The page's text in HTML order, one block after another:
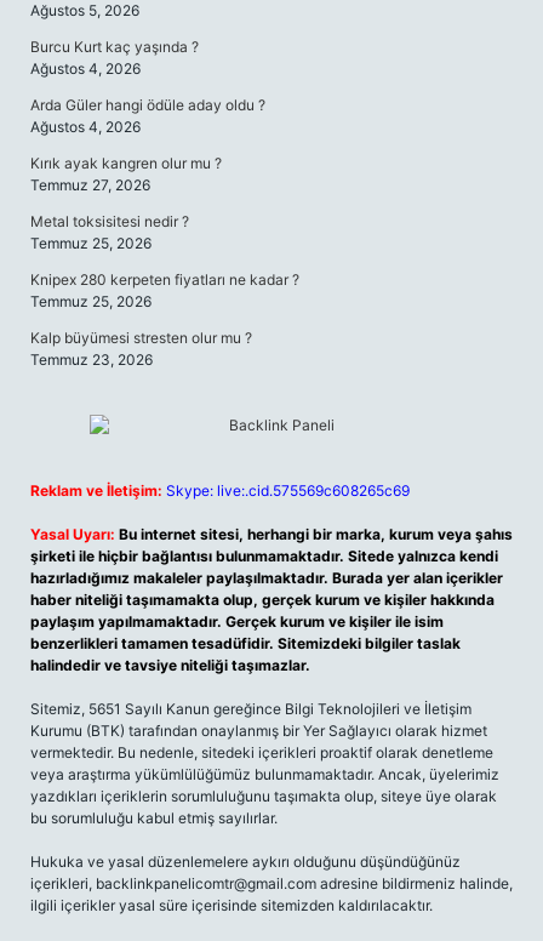
Ağustos 5, 2026
Burcu Kurt kaç yaşında ?
Ağustos 4, 2026
Arda Güler hangi ödüle aday oldu ?
Ağustos 4, 2026
Kırık ayak kangren olur mu ?
Temmuz 27, 2026
Metal toksisitesi nedir ?
Temmuz 25, 2026
Knipex 280 kerpeten fiyatları ne kadar ?
Temmuz 25, 2026
Kalp büyümesi stresten olur mu ?
Temmuz 23, 2026
Reklam ve İletişim: Skype: live:.cid.575569c608265c69
Yasal Uyarı: Bu internet sitesi, herhangi bir marka, kurum veya şahıs
şirketi ile hiçbir bağlantısı bulunmamaktadır. Sitede yalnızca kendi
hazırladığımız makaleler paylaşılmaktadır. Burada yer alan içerikler
haber niteliği taşımamakta olup, gerçek kurum ve kişiler hakkında
paylaşım yapılmamaktadır. Gerçek kurum ve kişiler ile isim
benzerlikleri tamamen tesadüfidir. Sitemizdeki bilgiler taslak
halindedir ve tavsiye niteliği taşımazlar.
Sitemiz, 5651 Sayılı Kanun gereğince Bilgi Teknolojileri ve İletişim
Kurumu (BTK) tarafından onaylanmış bir Yer Sağlayıcı olarak hizmet
vermektedir. Bu nedenle, sitedeki içerikleri proaktif olarak denetleme
veya araştırma yükümlülüğümüz bulunmamaktadır. Ancak, üyelerimiz
yazdıkları içeriklerin sorumluluğunu taşımakta olup, siteye üye olarak
bu sorumluluğu kabul etmiş sayılırlar.
Hukuka ve yasal düzenlemelere aykırı olduğunu düşündüğünüz
içerikleri, backlinkpanelicomtr@gmail.com adresine bildirmeniz halinde,
ilgili içerikler yasal süre içerisinde sitemizden kaldırılacaktır.